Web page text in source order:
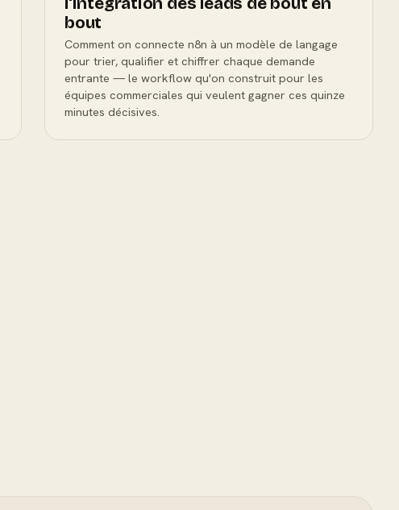
bout
Comment on connecte n8n à un modèle de langage
pour trier, qualifier et chiffrer chaque demande
entrante — le workflow qu'on construit pour les
équipes commerciales qui veulent gagner ces quinze
minutes décisives.